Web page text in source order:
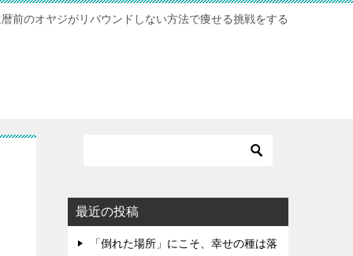
前のオヤジがリバウンドしない方法で痩せる挑戦をする
最近の投稿
「倒れた場所」にこそ、幸せの種は落